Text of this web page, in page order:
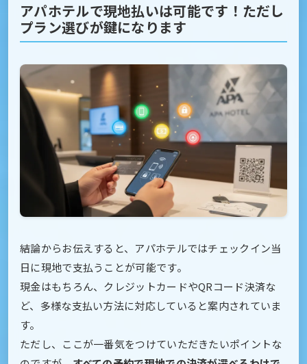
アパホテルで現地払いは可能です！ただし
プラン選びが鍵になります
結論からお伝えすると、アパホテルではチェックイン当
日に現地で支払うことが可能です。
現金はもちろん、クレジットカードやQRコード決済な
ど、多様な支払い方法に対応していると案内されていま
す。
ただし、ここが一番気をつけていただきたいポイントな